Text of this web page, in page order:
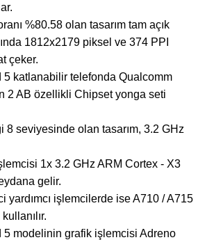
%80.58 olan tasarım tam açık
1812x2179 piksel ve 374 PPI
çeker.
katlanabilir telefonda Qualcomm
2 AB özellikli Chipset yonga seti
seviyesinde olan tasarım, 3.2 GHz
1x 3.2 GHz ARM Cortex - X3
gelir.
işlemcilerde ise A710 / A715
modelinin grafik işlemcisi Adreno